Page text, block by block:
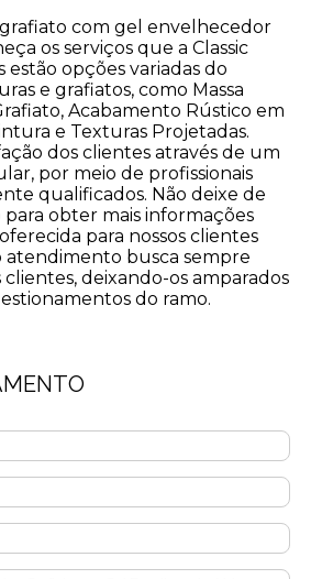
com gel envelhecedor
os serviços que a Classic
opções variadas do
e grafiatos, como Massa
Acabamento Rústico em
e Texturas Projetadas.
dos clientes através de um
por meio de profissionais
qualificados. Não deixe de
obter mais informações
para nossos clientes
atendimento busca sempre
clientes, deixando-os amparados
do ramo.